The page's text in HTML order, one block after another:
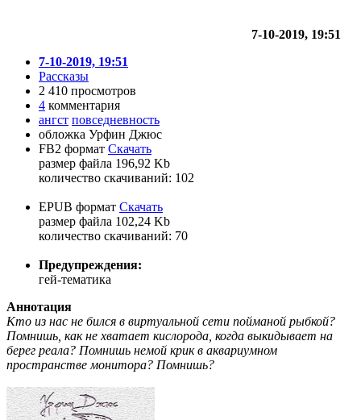
7-10-2019, 19:51
7-10-2019, 19:51
Рассказы
2 410 просмотров
4 комментария
ангст повседневность
обложка Урфин Джюс
FB2 формат Скачать
размер файла 196,92 Kb
количество cкачиваний: 102
EPUB формат Скачать
размер файла 102,24 Kb
количество cкачиваний: 70
Предупреждения:
гей-тематика
Аннотация
Кто из нас не бился в виртуальной сети пойманой рыбкой?
Помнишь, как не хватает кислорода, когда выкидывает на
берег реала? Помнишь немой крик в аквариумном
пространстве монитора? Помнишь?